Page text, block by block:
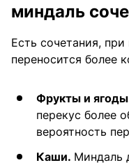
миндаль
Есть сочетания,
переносится более
Фрукты и
перекус более
вероятность
Каши. Миндаль